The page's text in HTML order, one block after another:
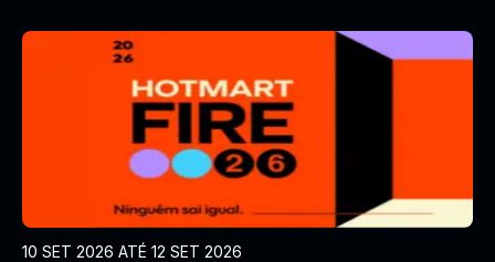
10 SET 2026 ATÉ 12 SET 2026